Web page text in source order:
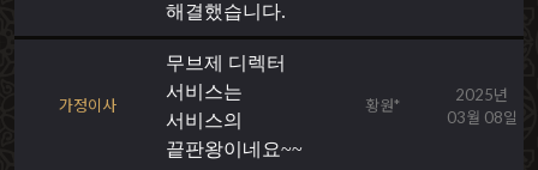
해결했습니다.
가정이사
무브제 디렉터
서비스는
서비스의
끝판왕이네요~~
황원*
2025년
03월 08일